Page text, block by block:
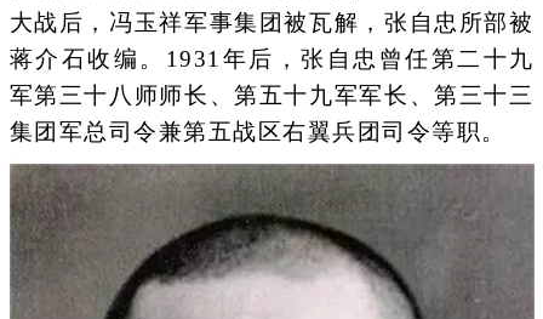
大战后，冯玉祥军事集团被瓦解，张自忠所部被
蒋介石收编。1931年后，张自忠曾任第二十九
军第三十八师师长、第五十九军军长、第三十三
集团军总司令兼第五战区右翼兵团司令等职。